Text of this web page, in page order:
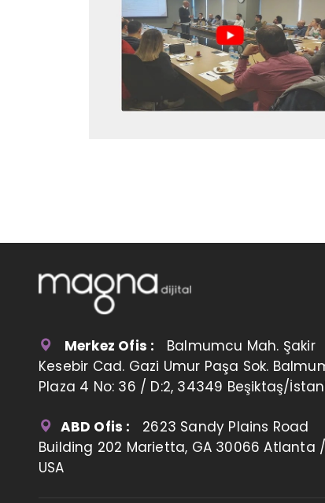
Merkez Ofis : Balmumcu Mah. Şakir
Kesebir Cad. Gazi Umur Paşa Sok.
Plaza 4 No: 36 / D:2, 34349 Beşiktaş/
ABD Ofis : 2623 Sandy Plains Road
Building 202 Marietta, GA 30066 Atlanta /
USA